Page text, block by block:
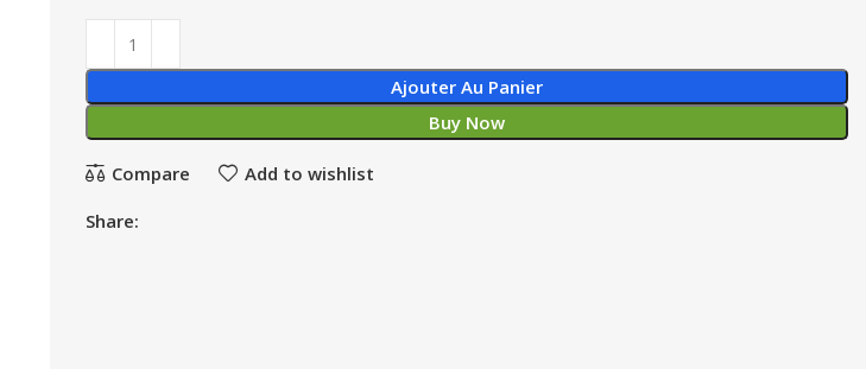
Ajouter Au Panier
Buy Now
Compare Add to wishlist
Share: